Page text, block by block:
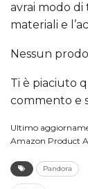
avrai modo
materiali e
Nessun
Ti è piaciuto
commento e
Ultimo
Amazon Product
Pandora